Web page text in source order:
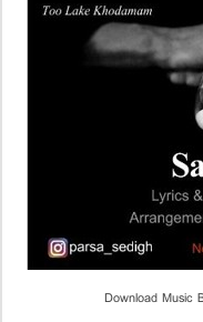
Download Music